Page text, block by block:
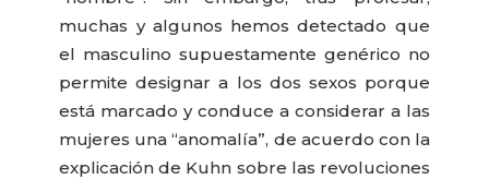
muchas y algunos hemos detectado que
el masculino supuestamente genérico no
permite designar a los dos sexos porque
está marcado y conduce a considerar a las
mujeres una “anomalía”, de acuerdo con la
explicación de Kuhn sobre las revoluciones